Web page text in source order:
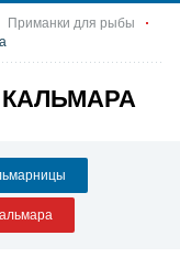
Приманки для рыбы